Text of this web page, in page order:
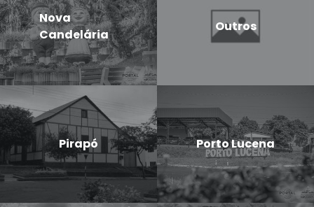
Nova
Candelária
Outros
Pirapó Porto Lucena